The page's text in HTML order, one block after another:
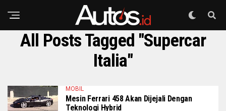
All Posts Tagged "Supercar
Italia"
MOBIL
Mesin Ferrari 458 Akan Dijejali Dengan
Teknologi Hybrid